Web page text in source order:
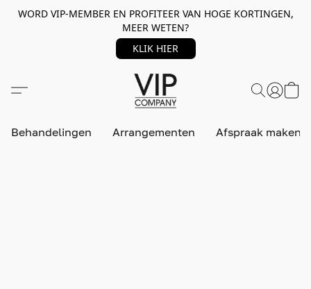
WORD VIP-MEMBER EN PROFITEER VAN HOGE KORTINGEN,
MEER WETEN?
KLIK HIER
Behandelingen Arrangementen Afspraak maken